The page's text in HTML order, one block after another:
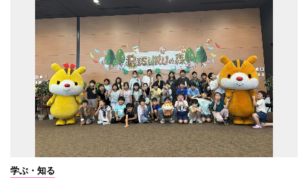
学ぶ・知る